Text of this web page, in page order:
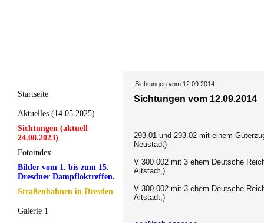
Startseite
Aktuelles (14.05.2025)
Sichtungen (aktuell
24.08.2023)
Fotoindex
Bilder vom 1. bis zum 15.
Dresdner Dampfloktreffen.
Straßenbahnen in Dresden
Galerie 1
Sichtungen vom 12.09.2014
Sichtungen vom 12.09.2014
293.01 und 293.02 mit einem
Neustadt)
V 300 002 mit 3 ehem Deutsche
Altstadt,)
V 300 002 mit 3 ehem Deutsche
Altstadt,)